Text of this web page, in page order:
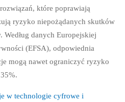
które poprawiają
ryzyko niepożądanych skutków
danych Europejskiej
(EFSA), odpowiednia
mogą nawet ograniczyć ryzyko
w technologie cyfrowe i